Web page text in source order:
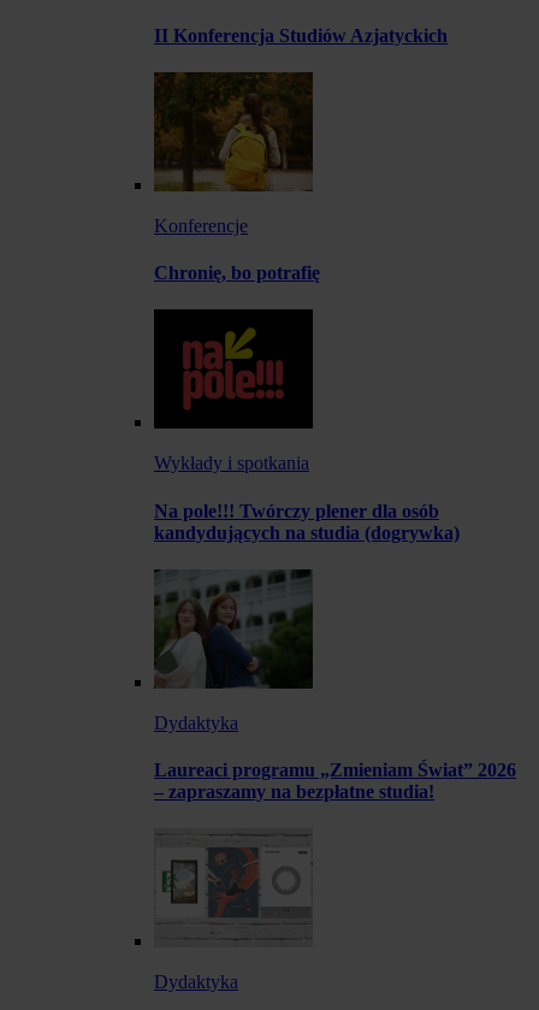
II Konferencja Studiów Azjatyckich
Konferencje
Chronię, bo potrafię
Wykłady i spotkania
Na pole!!! Twórczy plener dla osób
kandydujących na studia (dogrywka)
Dydaktyka
Laureaci programu „Zmieniam Świat” 2026
– zapraszamy na bezpłatne studia!
Dydaktyka